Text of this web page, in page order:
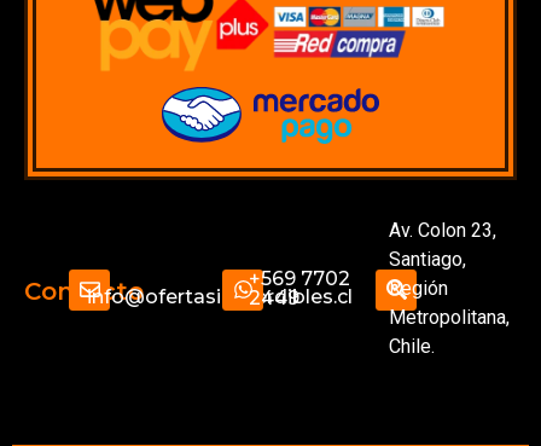
Contactoinfo@ofertasimperdibles.cl
+569 7702
2449
Av. Colon 23,
Santiago,
Región
Metropolitana,
Chile.